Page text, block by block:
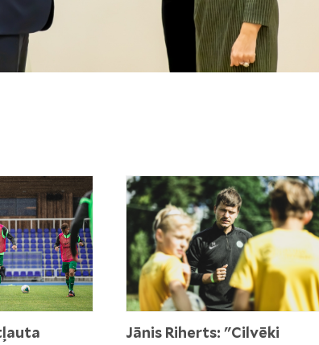
Jānis Riherts: "Cilvēki